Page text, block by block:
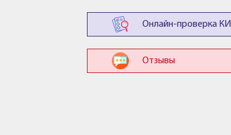
Онлайн-проверка КИ
Отзывы